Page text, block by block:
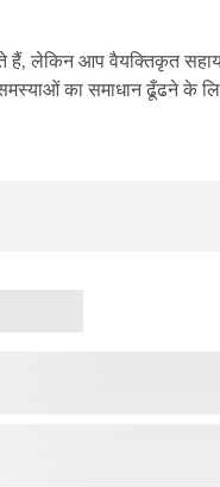
लेकिन आप वैयक्तिकृत
का समाधान ढूँढने के